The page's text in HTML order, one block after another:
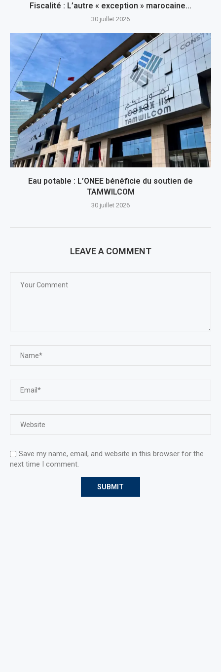
Fiscalité : L’autre « exception » marocaine…
30 juillet 2026
Eau potable : L’ONEE bénéficie du soutien de
TAMWILCOM
30 juillet 2026
LEAVE A COMMENT
Save my name, email, and website in this browser for the
next time I comment.